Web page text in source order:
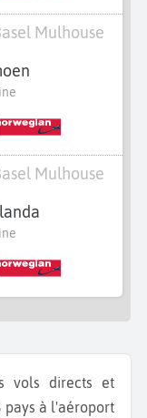
Mulhouse
Mulhouse
vols directs et
pays à l'aéroport